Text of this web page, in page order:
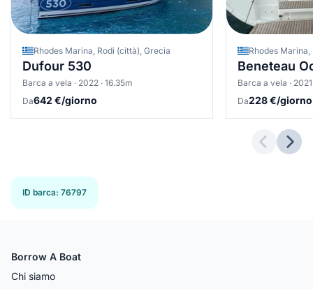
Rhodes Marina, Rodi (città), Grecia
Dufour 530
Barca a vela · 2022 · 16.35m
Da642 €/giorno
Beneteau
Barca a vela · 2021
Da228 €/giorno
ID barca: 76797
Borrow A Boat
Chi siamo